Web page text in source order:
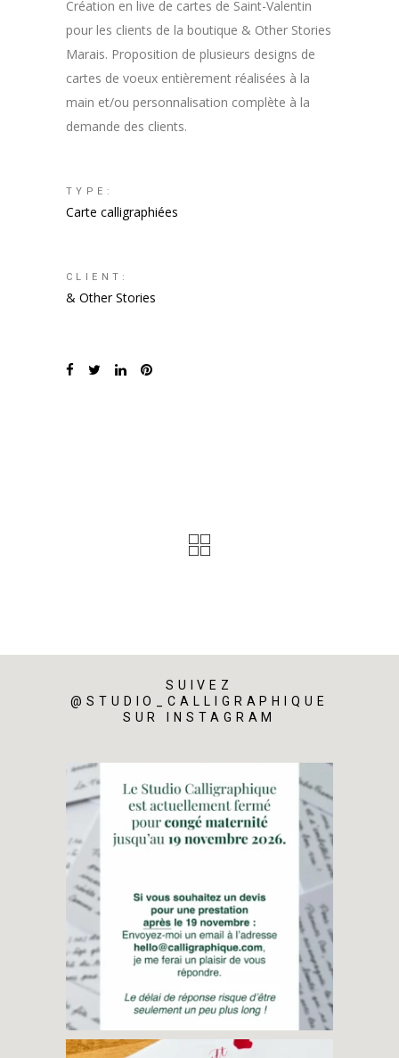
Création en live de cartes de Saint-Valentin
pour les clients de la boutique & Other Stories
Marais. Proposition de plusieurs designs de
cartes de voeux entièrement réalisées à la
main et/ou personnalisation complète à la
demande des clients.
TYPE:
Carte calligraphiées
CLIENT:
& Other Stories
SUIVEZ
@STUDIO_CALLIGRAPHIQUE
SUR INSTAGRAM